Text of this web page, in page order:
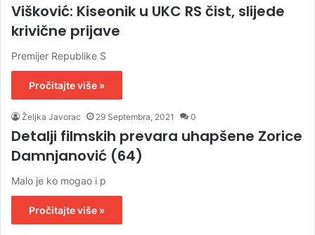
Višković: Kiseonik u UKC RS čist, slijede
krivične prijave
Premijer Republike S
Pročitajte više »
Željka Javorac 29 Septembra, 2021 0
Detalji filmskih prevara uhapšene Zorice
Damnjanović (64)
Malo je ko mogao i p
Pročitajte više »